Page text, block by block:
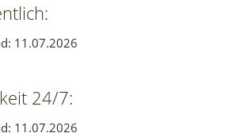
11.07.2026
24/7:
11.07.2026